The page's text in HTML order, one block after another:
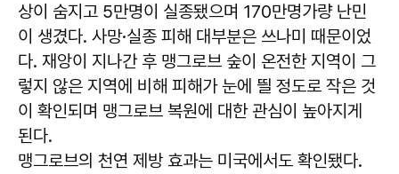
상이 숨지고 5만명이 실종됐으며 170만명가량 난민
이 생겼다. 사망·실종 피해 대부분은 쓰나미 때문이었
다. 재앙이 지나간 후 맹그로브 숲이 온전한 지역이 그
렇지 않은 지역에 비해 피해가 눈에 띌 정도로 작은 것
이 확인되며 맹그로브 복원에 대한 관심이 높아지게
된다.
맹그로브의 천연 제방 효과는 미국에서도 확인됐다.